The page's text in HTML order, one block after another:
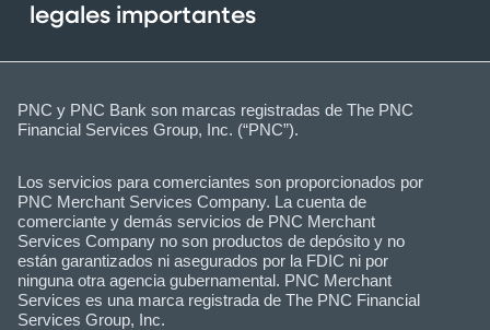
legales importantes
PNC y PNC Bank son marcas registradas de The PNC
Financial Services Group, Inc. (“PNC”).
Los servicios para comerciantes son proporcionados por
PNC Merchant Services Company. La cuenta de
comerciante y demás servicios de PNC Merchant
Services Company no son productos de depósito y no
están garantizados ni asegurados por la FDIC ni por
ninguna otra agencia gubernamental. PNC Merchant
Services es una marca registrada de The PNC Financial
Services Group, Inc.